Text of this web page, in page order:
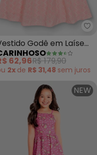
- Vestido Infantil
Godê em Laíse
Linho (Rosa)
62,96R$ 179,90
2x de R$ 31,48 sem juros
NEW